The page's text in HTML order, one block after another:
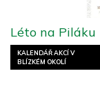
KALENDÁŘ AKCÍ V
BLÍZKÉM OKOLÍ
Léto na Piláku